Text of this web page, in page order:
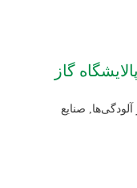
گاز
آلودگی‌ها, صنایع